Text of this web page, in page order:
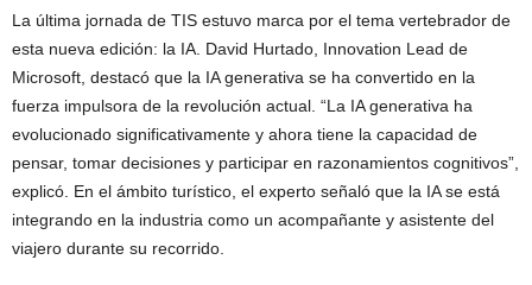
La última jornada de TIS estuvo marca por el tema vertebrador de
esta nueva edición: la IA. David Hurtado, Innovation Lead de
Microsoft, destacó que la IA generativa se ha convertido en la
fuerza impulsora de la revolución actual. “La IA generativa ha
evolucionado significativamente y ahora tiene la capacidad de
pensar, tomar decisiones y participar en razonamientos cognitivos”,
explicó. En el ámbito turístico, el experto señaló que la IA se está
integrando en la industria como un acompañante y asistente del
viajero durante su recorrido.